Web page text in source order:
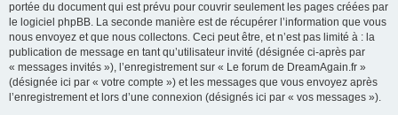
portée du document qui est prévu pour couvrir seulement les pages créées par
le logiciel phpBB. La seconde manière est de récupérer l’information que vous
nous envoyez et que nous collectons. Ceci peut être, et n’est pas limité à : la
publication de message en tant qu’utilisateur invité (désignée ci-après par
« messages invités »), l’enregistrement sur « Le forum de DreamAgain.fr »
(désignée ici par « votre compte ») et les messages que vous envoyez après
l’enregistrement et lors d’une connexion (désignés ici par « vos messages »).